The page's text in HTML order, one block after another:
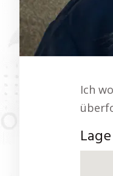
Ich